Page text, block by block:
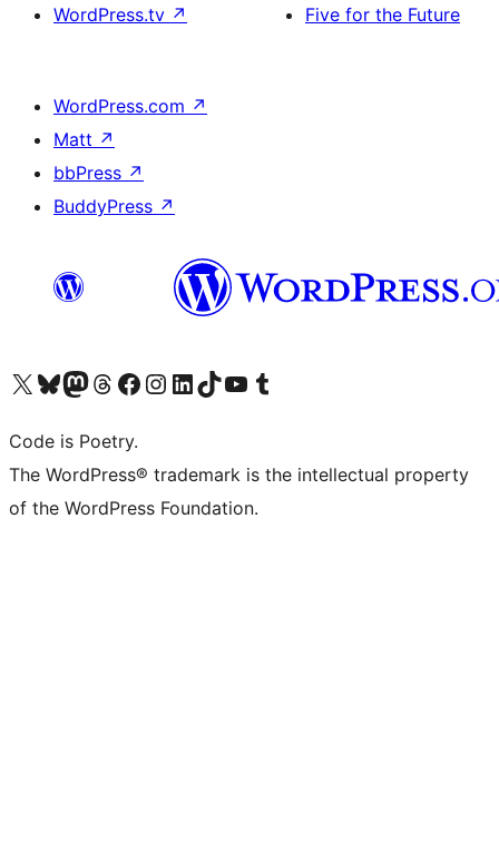
WordPress.tv ↗
Five for the Future
WordPress.com ↗
Matt ↗
bbPress ↗
BuddyPress ↗
Bezoek ons X (voorheen Twitter) account
Bezoek onze Bluesky account
Bezoek ons Mastodon account
Bezoek onze Threads account
Onze Facebookpagina bezoeken
Bezoek onze Instagram account
Bezoek onze LinkedIn account
Bezoek onze TikTok account
Bezoek ons YouTube kanaalBezoek onze Tumblr account
Code is Poetry.
The WordPress® trademark is the intellectual property
of the WordPress Foundation.